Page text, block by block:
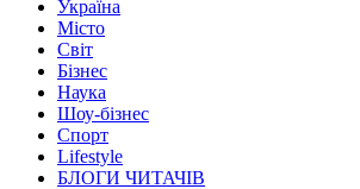
Україна
Місто
Світ
Бізнес
Наука
Шоу-бізнес
Спорт
Lifestyle
БЛОГИ ЧИТАЧІВ